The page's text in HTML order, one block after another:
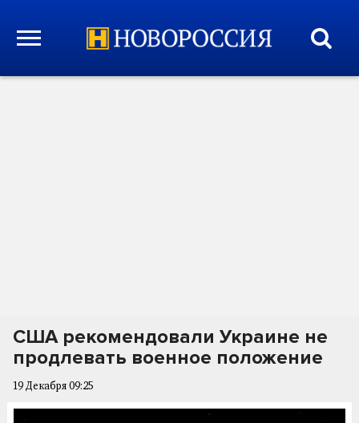
США рекомендовали Украине не
продлевать военное положение
19 Декабря 09:25